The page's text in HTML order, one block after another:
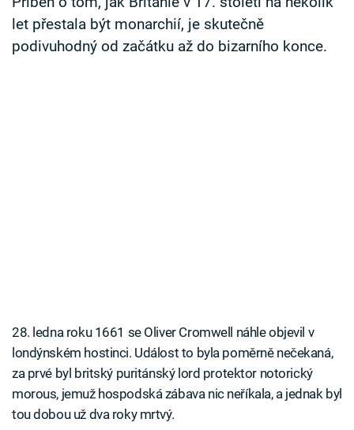
Sledujte nás
let přestala být monarchií, je skutečně
podivuhodný od začátku až do bizarního konce.
28. ledna roku 1661 se Oliver Cromwell náhle objevil v
londýnském hostinci. Událost to byla poměrně nečekaná,
za prvé byl britský puritánský lord protektor notorický
morous, jemuž hospodská zábava nic neříkala, a jednak byl
tou dobou už dva roky mrtvý.